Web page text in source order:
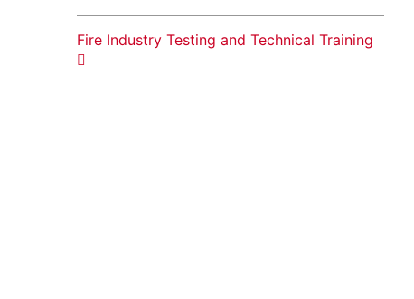
Fire Industry Testing and Technical Training